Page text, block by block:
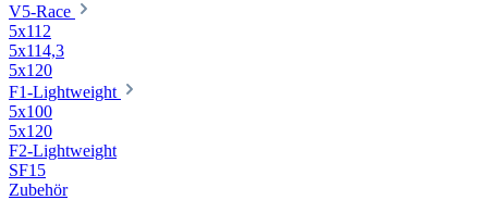
V5-Race
5x112
5x114,3
5x120
F1-Lightweight
5x100
5x120
F2-Lightweight
SF15
Zubehör